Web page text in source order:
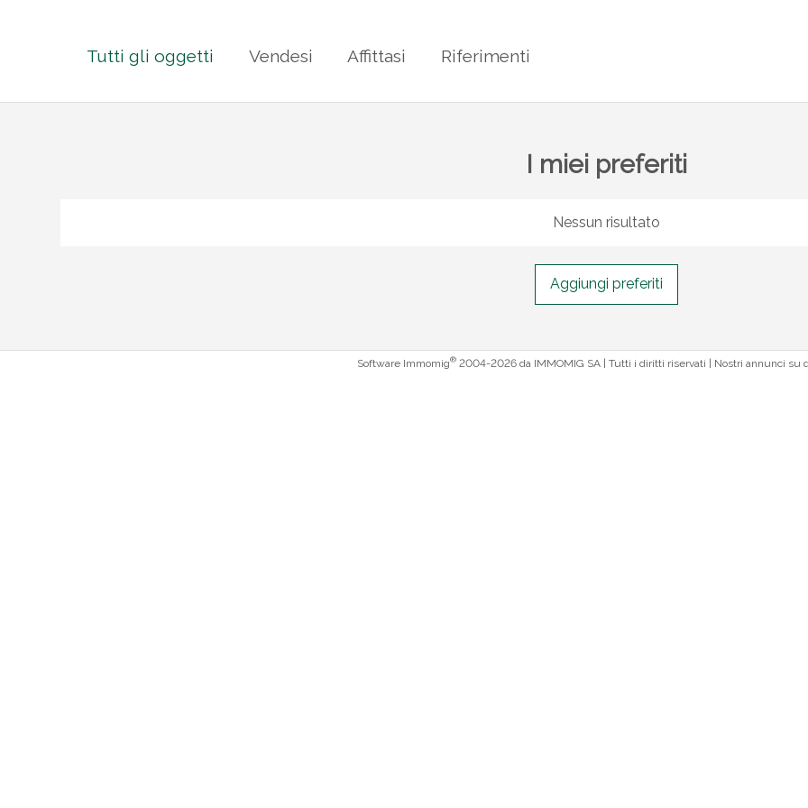
Tutti gli oggetti Vendesi Affittasi Riferimenti
I miei preferiti
Nessun risultato
Aggiungi preferiti
Software Immomig® 2004-2026 da IMMOMIG SA | Tutti i diritti riservati | Nostri annunci su